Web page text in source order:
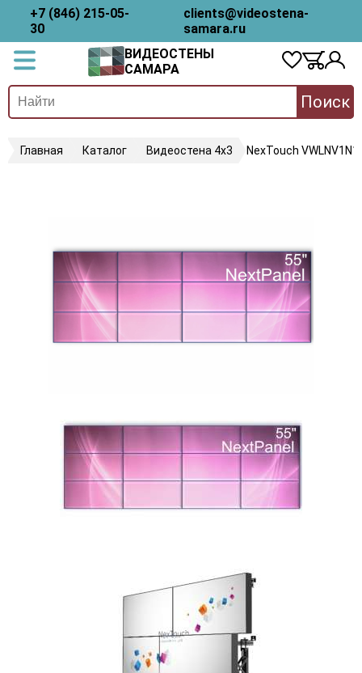
+7 (846) 215-05-
30
clients@videostena-
samara.ru
ВИДЕОСТЕНЫ
САМАРА
Поиск
Главная Каталог Видеостена 4х3 NexTouch